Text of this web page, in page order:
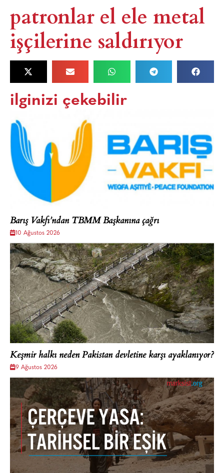
patronlar el ele metal
işçilerine saldırıyor
ilginizi çekebilir
Barış Vakfı’ndan TBMM Başkanına çağrı
10 Ağustos 2026
Keşmir halkı neden Pakistan devletine karşı ayaklanıyor?
9 Ağustos 2026